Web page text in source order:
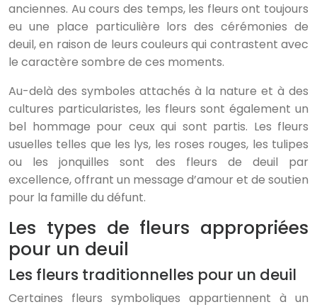
anciennes. Au cours des temps, les fleurs ont toujours
eu une place particulière lors des cérémonies de
deuil, en raison de leurs couleurs qui contrastent avec
le caractère sombre de ces moments.
Au-delà des symboles attachés à la nature et à des
cultures particularistes, les fleurs sont également un
bel hommage pour ceux qui sont partis. Les fleurs
usuelles telles que les lys, les roses rouges, les tulipes
ou les jonquilles sont des fleurs de deuil par
excellence, offrant un message d’amour et de soutien
pour la famille du défunt.
Les types de fleurs appropriées
pour un deuil
Les fleurs traditionnelles pour un deuil
Certaines fleurs symboliques appartiennent à un